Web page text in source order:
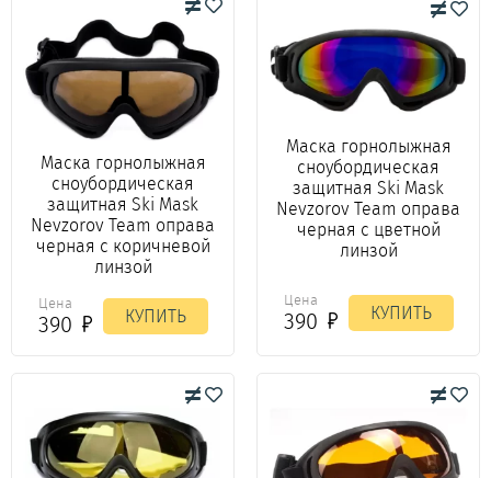
Маска горнолыжная
сноубордическая
защитная Ski Mask
Nevzorov Team оправа
черная с коричневой
линзой
Цена
390 КУПИТЬ
Маска горнолыжная
сноубордическая
защитная Ski Mask
Nevzorov Team оправа
черная с цветной
линзой
Цена
390 КУПИТЬ